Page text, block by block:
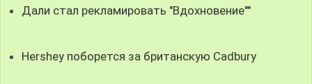
Дали стал рекламировать "Вдохновение""
Hershey поборется за британскую Cadbury